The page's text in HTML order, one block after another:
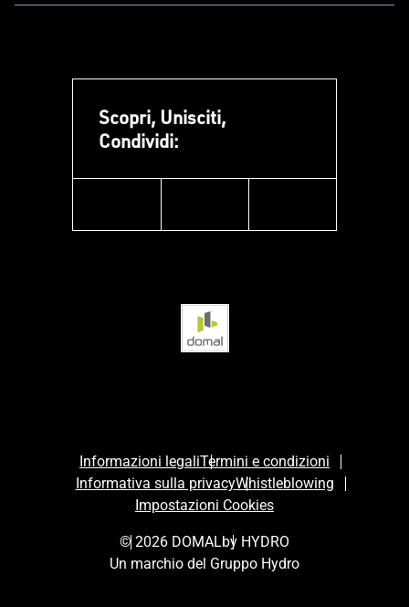
Scopri, Unisciti,
Condividi:
Informazioni legaliTermini e condizioni
Informativa sulla privacyWhistleblowing
Impostazioni Cookies
© 2026 DOMALby HYDRO
Un marchio del Gruppo Hydro